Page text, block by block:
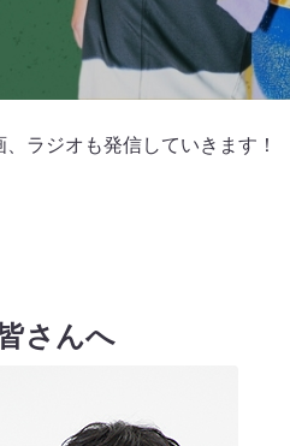
、ラジオも発信していきます
さんへ